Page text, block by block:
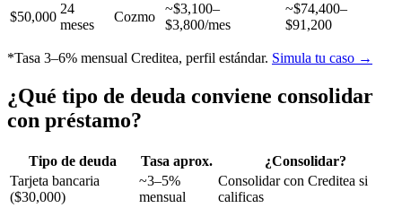
$50,000
24
meses
Cozmo
~$3,100–
$3,800/mes
~$74,400–
$91,200
*Tasa 3–6% mensual Creditea, perfil estándar. Simula tu caso →
¿Qué tipo de deuda conviene consolidar
con préstamo?
Tipo de deuda Tasa aprox.
¿Consolidar?
Tarjeta bancaria
($30,000)
~3–5%
mensual
Consolidar con Creditea si
calificas